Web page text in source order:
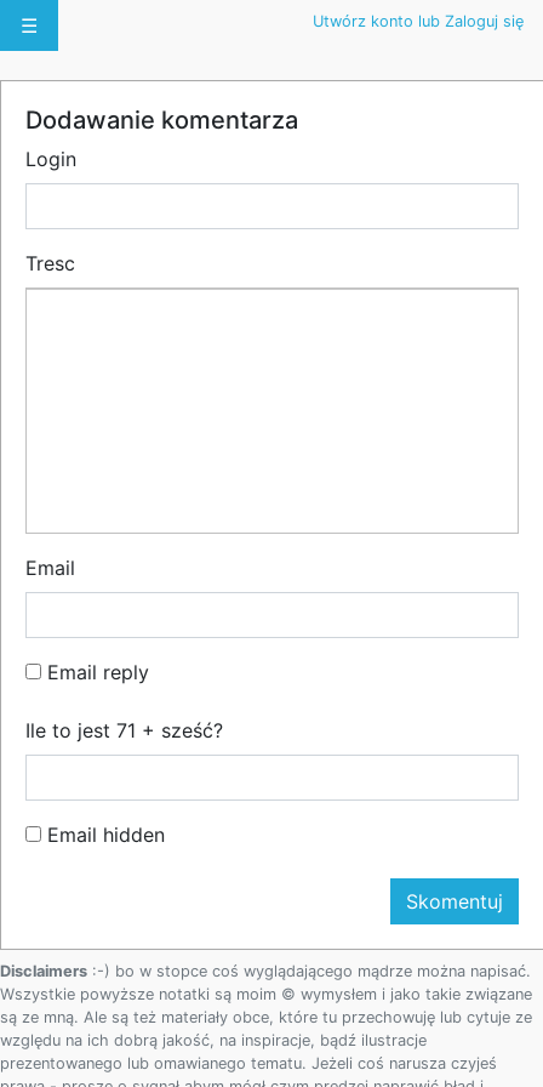
☰ Utwórz konto lub Zaloguj się
Dodawanie komentarza
Login
Tresc
Email
Email reply
Ile to jest 71 + sześć?
Email hidden
Disclaimers :-) bo w stopce coś wyglądającego mądrze można napisać.
Wszystkie powyższe notatki są moim © wymysłem i jako takie związane
są ze mną. Ale są też materiały obce, które tu przechowuję lub cytuje ze
względu na ich dobrą jakość, na inspiracje, bądź ilustracje
prezentowanego lub omawianego tematu. Jeżeli coś narusza czyjeś